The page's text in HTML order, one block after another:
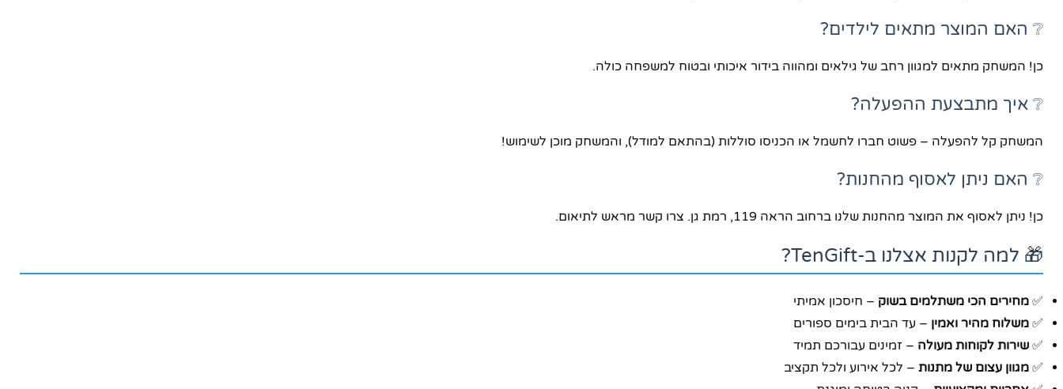
❔ האם המוצר מתאים לילדים?
כן! המשחק מתאים למגוון רחב של גילאים ומהווה בידור איכותי ובטוח למשפחה כולה.
❔ איך מתבצעת ההפעלה?
המשחק קל להפעלה – פשוט חברו לחשמל או הכניסו סוללות (בהתאם למודל), והמשחק מוכן לשימוש!
❔ האם ניתן לאסוף מהחנות?
כן! ניתן לאסוף את המוצר מהחנות שלנו ברחוב הראה 119, רמת גן. צרו קשר מראש לתיאום.
🎁 למה לקנות אצלנו ב-TenGift?
✅ מחירים הכי משתלמים בשוק – חיסכון אמיתי
✅ משלוח מהיר ואמין – עד הבית בימים ספורים
✅ שירות לקוחות מעולה – זמינים עבורכם תמיד
✅ מגוון עצום של מתנות – לכל אירוע ולכל תקציב